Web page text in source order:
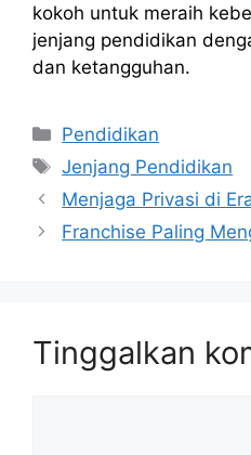
kokoh untuk meraih
jenjang pendidikan
dan ketangguhan.
Kategori
Pendidikan
Tag
Jenjang Pendidikan
Menjaga Privasi di
Franchise Paling
Tinggalkan